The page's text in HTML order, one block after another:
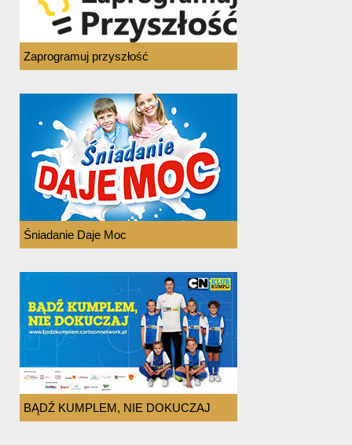
Zaprogramuj przyszłość
Śniadanie Daje Moc
BĄDŹ KUMPLEM, NIE DOKUCZAJ